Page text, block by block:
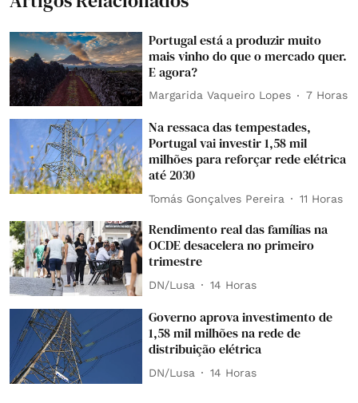
Portugal está a produzir muito
mais vinho do que o mercado quer.
E agora?
Margarida Vaqueiro Lopes 7 Horas
Na ressaca das tempestades,
Portugal vai investir 1,58 mil
milhões para reforçar rede elétrica
até 2030
Tomás Gonçalves Pereira 11 Horas
Rendimento real das famílias na
OCDE desacelera no primeiro
trimestre
DN/Lusa 14 Horas
Governo aprova investimento de
1,58 mil milhões na rede de
distribuição elétrica
DN/Lusa 14 Horas